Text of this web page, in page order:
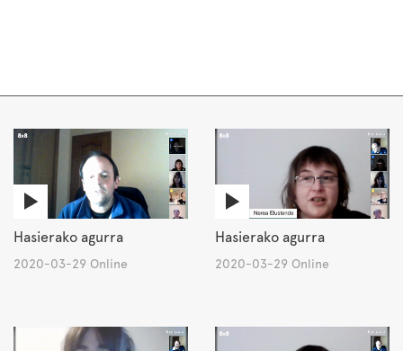
Hasierako agurra
2020-03-29 Online
Hasierako agurra
2020-03-29 Online